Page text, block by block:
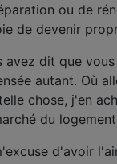
ou de
de devenir
avez dit que
autant. Où
chose, j'en
du
d'avoir